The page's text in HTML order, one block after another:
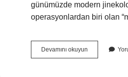
günümüzde modern
operasyonlardan biri olan
Devamını okuyun
Ilaçla